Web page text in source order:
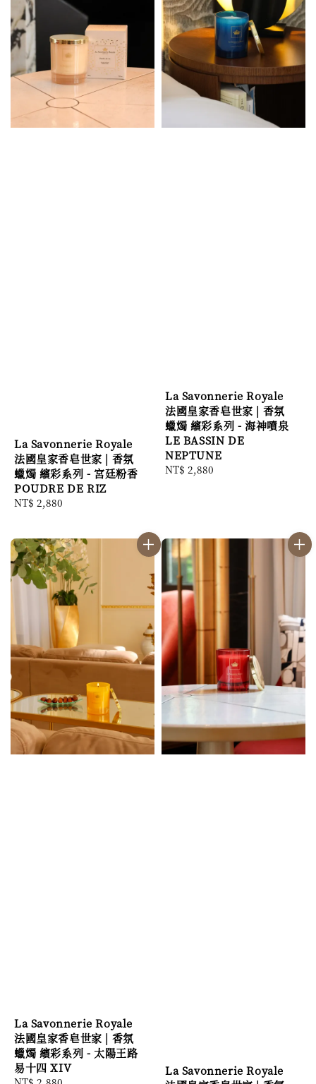
La Savonnerie Royale
法國皇家香皂世家 | 香氛
蠟燭 繽彩系列 - 宮廷粉香
POUDRE DE RIZ
Regular
NT$ 2,880
La Savonnerie Royale
法國皇家香皂世家 | 香氛
蠟燭 繽彩系列 - 海神噴泉
LE BASSIN DE
NEPTUNE
Regular
NT$ 2,880
La Savonnerie Royale
法國皇家香皂世家 | 香氛
蠟燭 繽彩系列 - 太陽王路
易十四 XIV
La Savonnerie Royale